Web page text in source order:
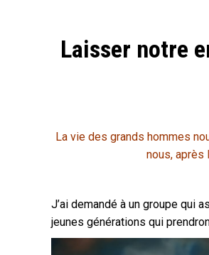
Laisser notre
La vie des grands hommes
nous, après
J’ai demandé à un groupe qui
jeunes générations qui